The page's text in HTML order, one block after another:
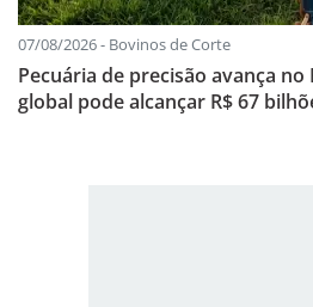
07/08/2026 - Bovinos de Corte
Pecuária de precisão avança
global pode alcançar R$ 67